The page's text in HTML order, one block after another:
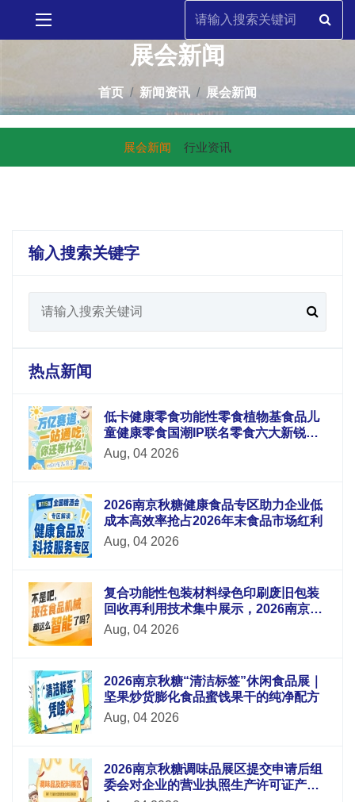
展会新闻
首页 新闻资讯 展会新闻
展会新闻 行业资讯
输入搜索关键字
热点新闻
低卡健康零食功能性零食植物基食品儿
童健康零食国潮IP联名零食六大新锐板
块重磅升级
Aug, 04 2026
2026南京秋糖健康食品专区助力企业低
成本高效率抢占2026年末食品市场红利
Aug, 04 2026
复合功能性包装材料绿色印刷废旧包装
回收再利用技术集中展示，2026南京秋
糖9号馆循环经济
Aug, 04 2026
2026南京秋糖“清洁标签”休闲食品展｜
坚果炒货膨化食品蜜饯果干的纯净配方
Aug, 04 2026
2026南京秋糖调味品展区提交申请后组
委会对企业的营业执照生产许可证产品